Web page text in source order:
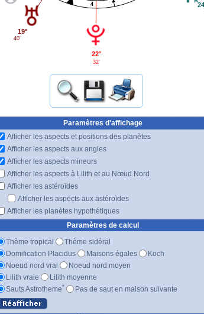
4
19°
40'
22°
32'
Paramètres d'affichage
Afficher les aspects et positions des planètes
Afficher les aspects aux angles
Afficher les aspects mineurs
Afficher les aspects à Lilith et au Nœud Nord
Afficher les astéroïdes
Afficher les aspects aux astéroïdes
Afficher les planètes hypothétiques
Paramètres de calcul
Thème tropical
Thème sidéral
Domification Placidus
Maisons égales
Koch
Noeud nord vrai
Noeud nord moyen
Lilith vraie
Lilith moyenne
Sauts Astrotheme* Pas de saut en maison suivante